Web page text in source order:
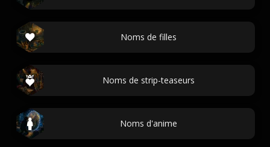
Noms de filles
Noms de strip-teaseurs
Noms d'anime